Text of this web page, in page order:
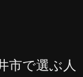
市で選ぶ人